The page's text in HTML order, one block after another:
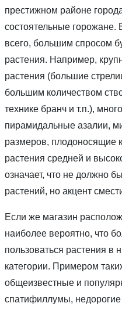
престижном районе
состоятельные горожане.
всего, большим спросом
растения. Например,
растения (большие
большим количеством
технике бранч и т.п.),
пирамидальные азалии,
размеров, плодоносящие
растения средней и
означает, что не должно
растений, но акцент
Если же магазин
наиболее вероятно, что
пользоваться растения в
категории. Примером
общеизвестные и
спатифиллумы,